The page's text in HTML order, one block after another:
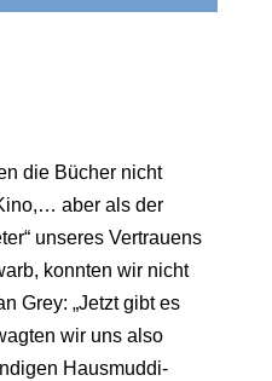
die Bücher nicht
aber als der
unseres Vertrauens
konnten wir nicht
Grey: „Jetzt gibt es
wir uns also
Hausmuddi-